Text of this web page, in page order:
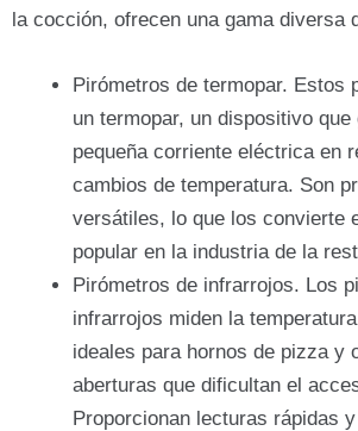
la cocción, ofrecen una gama diversa
Pirómetros de termopar. Estos
un termopar, un dispositivo que
pequeña corriente eléctrica en
cambios de temperatura. Son
versátiles, lo que los convierte
popular en la industria de la
Pirómetros de infrarrojos. Los
infrarrojos miden la
ideales para hornos de pizza y
aberturas que dificultan el
Proporcionan lecturas rápidas